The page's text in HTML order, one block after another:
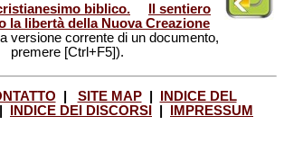
biblico.
Il sentiero
la libertà della Nuova Creazione
versione corrente di un documento,
premere [Ctrl+F5]).
SITE MAP|
INDICE DEL
INDICE DEI DISCORSI IMPRESSUM